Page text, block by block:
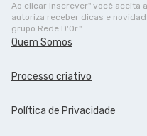
Ao clicar Inscrever" você aceita
autoriza receber dicas e
grupo Rede D'Or."
Quem Somos
Processo criativo
Política de Privacidade